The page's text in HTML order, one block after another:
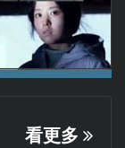
看更多